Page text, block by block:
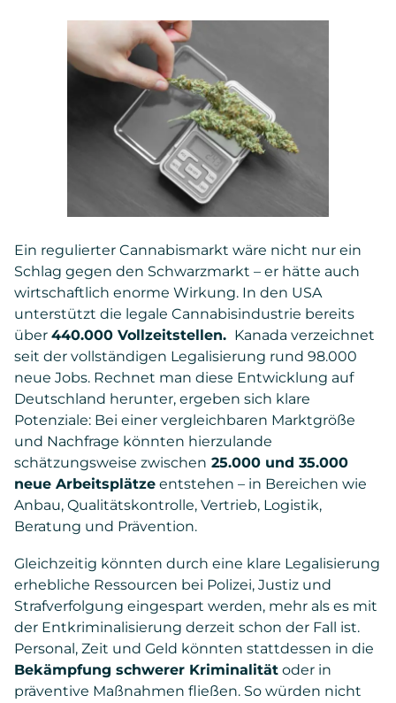
Ein regulierter Cannabismarkt wäre nicht nur ein
Schlag gegen den Schwarzmarkt – er hätte auch
wirtschaftlich enorme Wirkung. In den USA
unterstützt die legale Cannabisindustrie bereits
über 440.000 Vollzeitstellen. Kanada verzeichnet
seit der vollständigen Legalisierung rund 98.000
neue Jobs. Rechnet man diese Entwicklung auf
Deutschland herunter, ergeben sich klare
Potenziale: Bei einer vergleichbaren Marktgröße
und Nachfrage könnten hierzulande
schätzungsweise zwischen 25.000 und 35.000
neue Arbeitsplätze entstehen – in Bereichen wie
Anbau, Qualitätskontrolle, Vertrieb, Logistik,
Beratung und Prävention.
Gleichzeitig könnten durch eine klare Legalisierung
erhebliche Ressourcen bei Polizei, Justiz und
Strafverfolgung eingespart werden, mehr als es mit
der Entkriminalisierung derzeit schon der Fall ist.
Personal, Zeit und Geld könnten stattdessen in die
Bekämpfung schwerer Kriminalität oder in
präventive Maßnahmen fließen. So würden nicht